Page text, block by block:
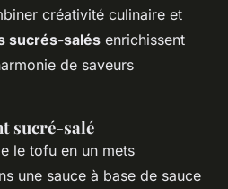
créativité culinaire et
sucrés-salés enrichissent
de saveurs
sucré-salé
le tofu en un mets
une sauce à base de sauce